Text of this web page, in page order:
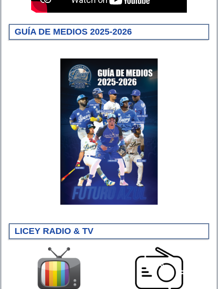
GUÍA DE MEDIOS 2025-2026
LICEY RADIO & TV